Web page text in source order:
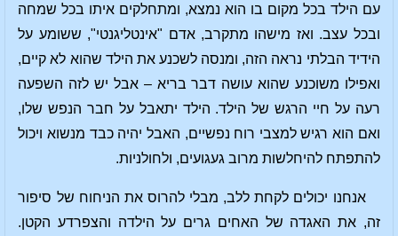
עם הילד בכל מקום בו הוא נמצא, ומתחלקים איתו בכל שמחה
ובכל עצב. ואז מישהו מתקרב, אדם "אינטליגנטי", ששומע על
הידיד הבלתי נראה הזה, ומנסה לשכנע את הילד שהוא לא קיים,
ואפילו משוכנע שהוא עושה דבר בריא – אבל יש לזה השפעה
רעה על חיי הרגש של הילד. הילד יתאבל על חבר הנפש שלו,
ואם הוא רגיש למצבי רוח נפשיים, האבל יהיה כבד מנשוא ויכול
להתפתח להיחלשות מרוב געגועים, ולחולניות.
אנחנו יכולים לקחת ללב, מבלי להרוס את הניחוח של סיפור
זה, את האגדה של האחים גרים על הילדה והצפרדע הקטן.